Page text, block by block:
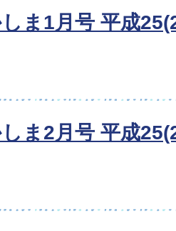
ま1月号 平成
ま2月号 平成